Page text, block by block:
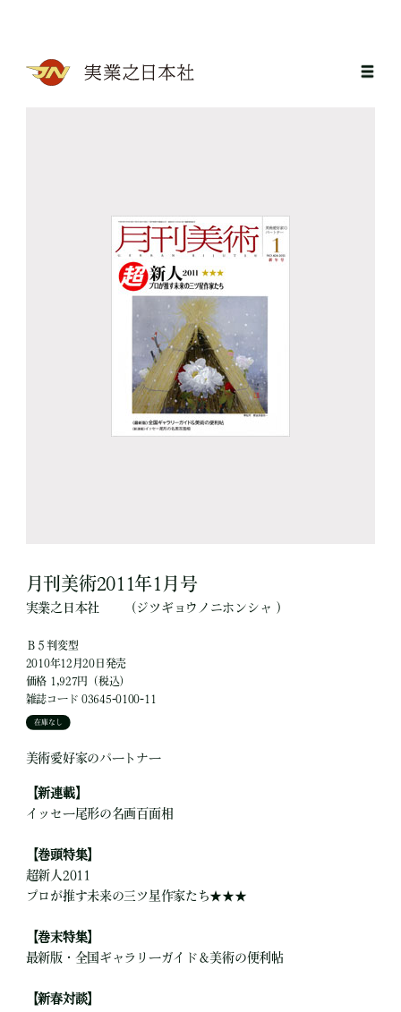
月刊美術2011年1月号
実業之日本社 （ジツギョウノニホンシャ ）
Ｂ５判変型
2010年12月20日発売
価格 1,927円（税込）
雑誌コード 03645-0100-11
在庫なし
美術愛好家のパートナー
【新連載】
イッセー尾形の名画百面相
【巻頭特集】
超新人2011
プロが推す未来の三ツ星作家たち★★★
【巻末特集】
最新版・全国ギャラリーガイド＆美術の便利帖
【新春対談】